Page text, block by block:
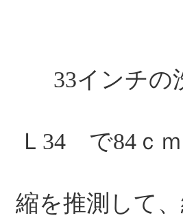
33インチの
Ｌ34 で84ｃ
縮を推測して